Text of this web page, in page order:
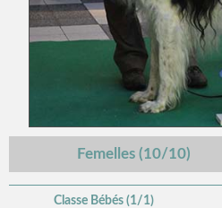
Femelles (10/10)
Classe Bébés (1/1)